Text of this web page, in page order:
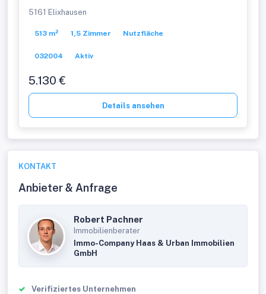
513qm)
5161 Elixhausen
513 m² 1,5 Zimmer Nutzfläche
032004 Aktiv
5.130 €
Details ansehen
KONTAKT
Anbieter & Anfrage
Robert Pachner
Immobilienberater
Immo-Company Haas & Urban Immobilien
GmbH
Verifiziertes Unternehmen